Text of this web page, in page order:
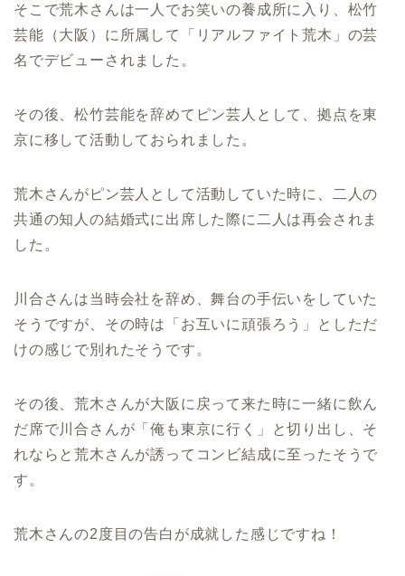
そこで荒木さんは一人でお笑いの養成所に入り、松竹
芸能（大阪）に所属して「リアルファイト荒木」の芸
名でデビューされました。
その後、松竹芸能を辞めてピン芸人として、拠点を東
京に移して活動しておられました。
荒木さんがピン芸人として活動していた時に、二人の
共通の知人の結婚式に出席した際に二人は再会されま
した。
川合さんは当時会社を辞め、舞台の手伝いをしていた
そうですが、その時は「お互いに頑張ろう」としただ
けの感じで別れたそうです。
その後、荒木さんが大阪に戻って来た時に一緒に飲ん
だ席で川合さんが「俺も東京に行く」と切り出し、そ
れならと荒木さんが誘ってコンビ結成に至ったそうで
す。
荒木さんの2度目の告白が成就した感じですね！